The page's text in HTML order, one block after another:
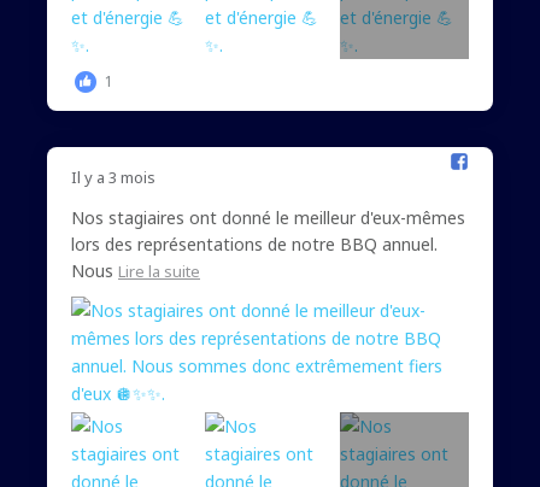
1
Il y a 3 mois
Nos stagiaires ont donné le meilleur d'eux-mêmes
lors des représentations de notre BBQ annuel.
Nous Lire la suite